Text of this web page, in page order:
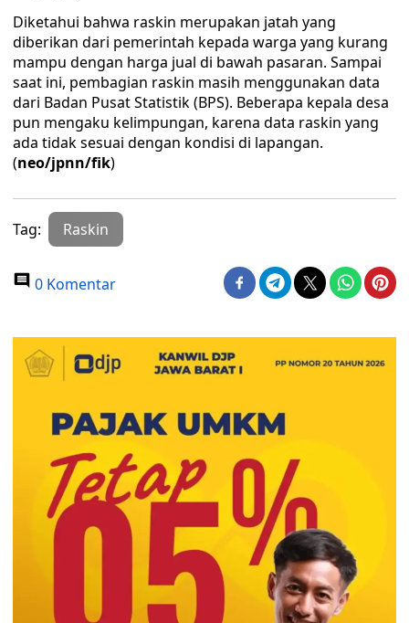
Diketahui bahwa raskin merupakan jatah yang
diberikan dari pemerintah kepada warga yang kurang
mampu dengan harga jual di bawah pasaran. Sampai
saat ini, pembagian raskin masih menggunakan data
dari Badan Pusat Statistik (BPS). Beberapa kepala desa
pun mengaku kelimpungan, karena data raskin yang
ada tidak sesuai dengan kondisi di lapangan.
(neo/jpnn/fik)
Tag: Raskin
0 Komentar